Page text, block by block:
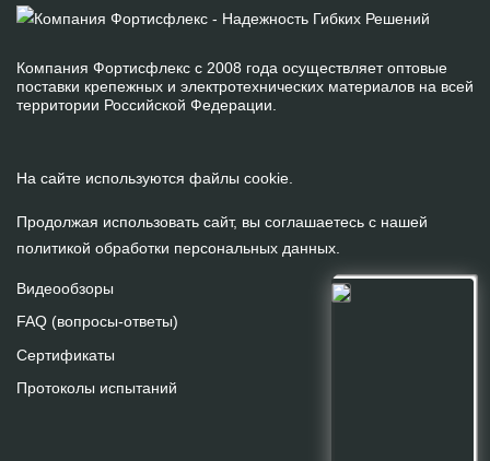
Компания Фортисфлекс с 2008 года осуществляет оптовые
поставки крепежных и электротехнических материалов на всей
территории Российской Федерации.
На сайте используются файлы cookie.
Продолжая использовать сайт, вы соглашаетесь с нашей
политикой обработки персональных данных
Видеообзоры
FAQ (вопросы-ответы)
Сертификаты
Протоколы испытаний